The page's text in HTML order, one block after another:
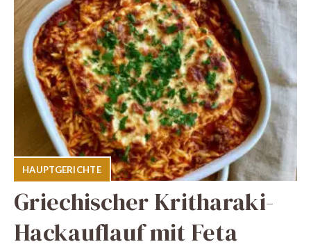
HAUPTGERICHTE
Griechischer Kritharaki-
Hackauflauf mit Feta